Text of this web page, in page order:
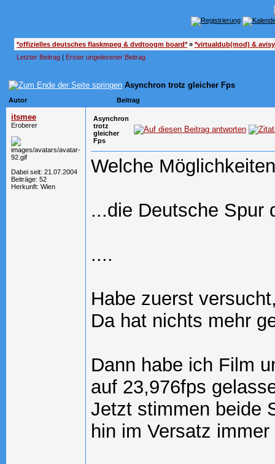
*offizielles deutsches flaskmpeg & dvdtoogm board*» *virtualdub(mod) &
Letzter Beitrag | Erster ungelesener Beitrag
Asynchron trotz gleicher Fps
Autor Beitrag
itsmee
Eroberer
Dabei seit: 21.07.2004
Beiträge: 52
Herkunft: Wien
Asynchron
trotz
gleicher
Fps
Welche
...die Deutsche Spur
....
Habe zuerst
Da hat nichts mehr
Dann habe ich Film
auf 23,976fps
Jetzt stimmen beide
hin im Versatz